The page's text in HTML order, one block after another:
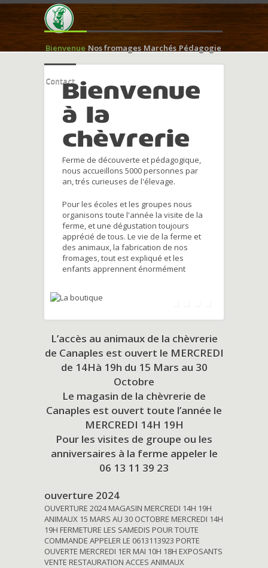
Bienvenue Nos fromages Marchés Pédagogie
ContactBienvenue
à la
chèvrerie
Ferme de découverte et pédagogique,
nous accueillons 5000 personnes par
an, trés curieuses de l'élevage.
Pour les écoles et les groupes nous
organisons toute l'année la visite de la
ferme, et une dégustation toujours
apprécié de tous. Le vie de la ferme et
des animaux, la fabrication de nos
fromages, tout est expliqué et les
enfants apprennent énormément
L’accès au animaux de la chèvrerie
de Canaples est ouvert le MERCREDI
de 14Hà 19h du 15 Mars au 30
Octobre
Le magasin de la chèvrerie de
Canaples est ouvert toute l’année le
MERCREDI 14H 19H
Pour les visites de groupe ou les
anniversaires à la ferme appeler le
06 13 11 39 23
ouverture 2024
OUVERTURE 2024 MAGASIN MERCREDI 14H 19H
ANIMAUX 15 MARS AU 30 OCTOBRE MERCREDI 14H
19H FERMETURE LES SAMEDIS POUR TOUTE
COMMANDE APPELER LE 0613113923 PORTE
OUVERTE MERCREDI 1ER MAI 10H 18H EXPOSANTS
VENTE RESTAURATION ACCES ANIMAUX